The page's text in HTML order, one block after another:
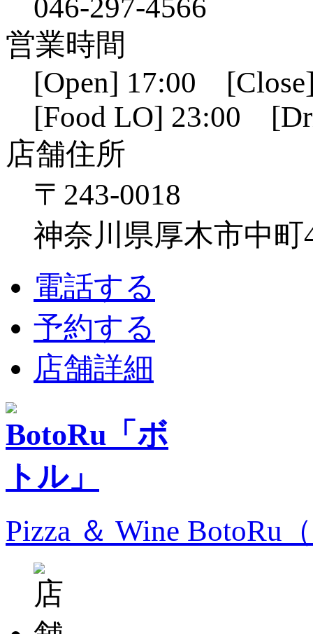
046-297-4566
営業時間
[Open] 17:00
[Food LO] 23:00
店舗住所
〒243-0018
神奈川県厚木市中町
電話する
予約する
店舗詳細
Pizza ＆ Wine BotoRu